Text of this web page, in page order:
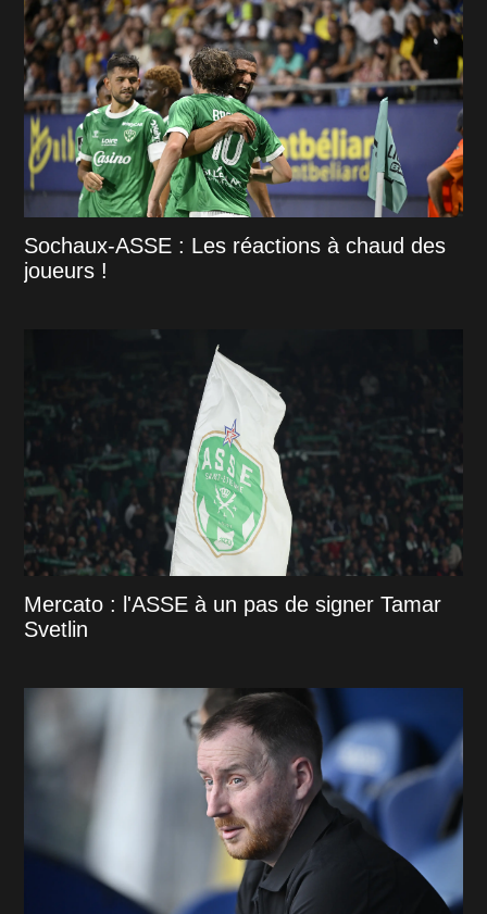
Sochaux-ASSE : Les réactions à chaud des
joueurs !
Mercato : l'ASSE à un pas de signer Tamar
Svetlin